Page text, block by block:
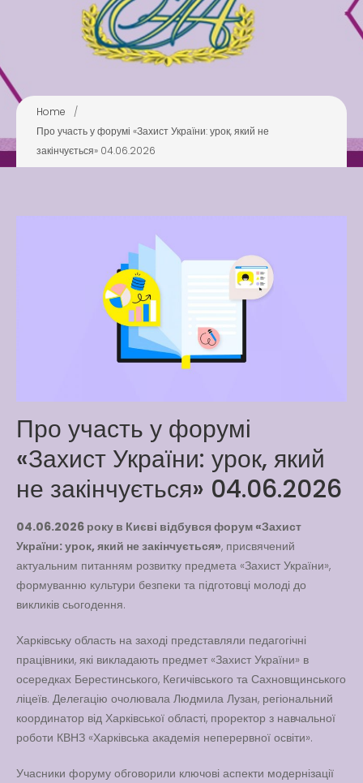
Swimming Lessons at New
Pool
Play is Our Brain’s Favorite
Latter match class
New Friends Everyday at
Latter match class
Pool
Play is Our Brain’s Favorite
New Friends Everyday at
Kiddie
Home
/
Про участь у форумі «Захист України: урок, який не
закінчується» 04.06.2026
Про участь у форумі
«Захист України: урок, який
не закінчується» 04.06.2026
04.06.2026 року в Києві відбувся форум «Захист
України: урок, який не закінчується», присвячений
актуальним питанням розвитку предмета «Захист України»,
формуванню культури безпеки та підготовці молоді до
викликів сьогодення.
Харківську область на заході представляли педагогічні
працівники, які викладають предмет «Захист України» в
осередках Берестинського, Кегичівського та Сахновщинського
ліцеїв. Делегацію очолювала Людмила Лузан, регіональний
координатор від Харківської області, проректор з навчальної
роботи КВНЗ «Харківська академія неперервної освіти».
Учасники форуму обговорили ключові аспекти модернізації